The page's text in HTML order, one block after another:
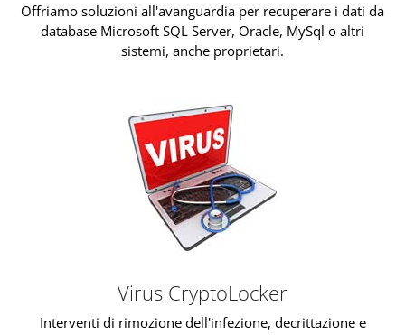
Offriamo soluzioni all'avanguardia per recuperare i dati da
database Microsoft SQL Server, Oracle, MySql o altri
sistemi, anche proprietari.
Virus CryptoLocker
Interventi di rimozione dell'infezione, decrittazione e